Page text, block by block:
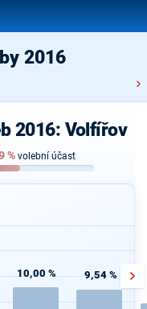
2016
2016: Volfířov
% volební účast
10,00 % 9,54 %